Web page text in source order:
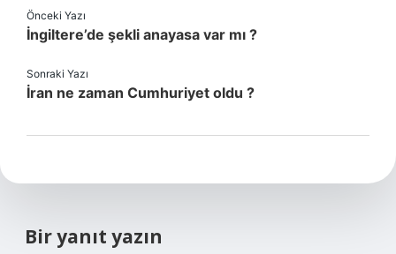
Önceki Yazı
İngiltere’de şekli anayasa var mı ?
Sonraki Yazı
İran ne zaman Cumhuriyet oldu ?
Bir yanıt yazın